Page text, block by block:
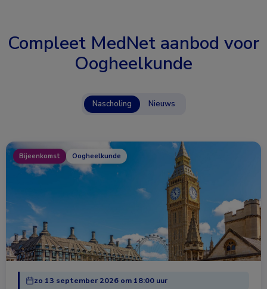
Compleet MedNet aanbod voor
Oogheelkunde
Nascholing Nieuws
Bijeenkomst Oogheelkunde
zo 13 september 2026 om 18:00 uur